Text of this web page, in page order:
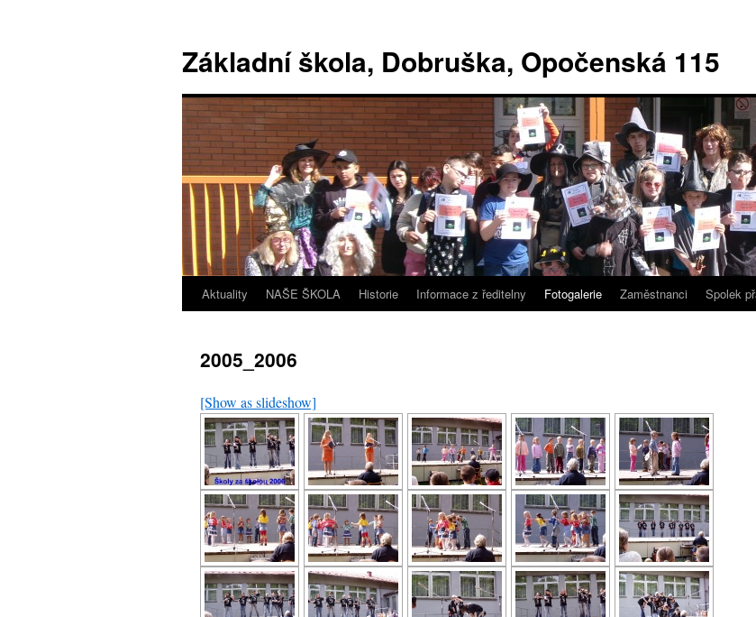
Základní škola, Dobruška, Opočenská 115
Aktuality NAŠE ŠKOLA Historie Informace z ředitelny Fotogalerie Zaměstnanci Spolek
2005_2006
[Show as slideshow]